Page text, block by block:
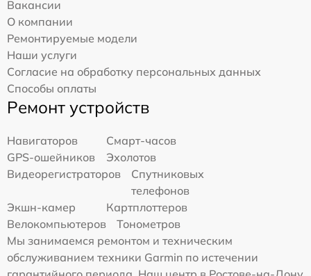
Вакансии
О компании
Ремонтируемые модели
Наши услуги
Согласие на обработку персональных данных
Способы оплаты
Ремонт устройств
Навигаторов
Смарт-часов
GPS-ошейников
Эхолотов
Видеорегистраторов
Спутниковых
телефонов
Экшн-камер
Картплоттеров
Велокомпьютеров
Тонометров
Мы занимаемся ремонтом и техническим
обслуживанием техники Garmin по истечении